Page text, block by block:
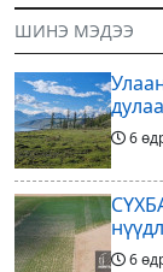
ДАШТ, клубуудын
эрхийг эзэмших
байгуулж, түүний
хэсгийг АНУ-ын
Д.Трампын
ШИНЭ МЭДЭЭ
6
6